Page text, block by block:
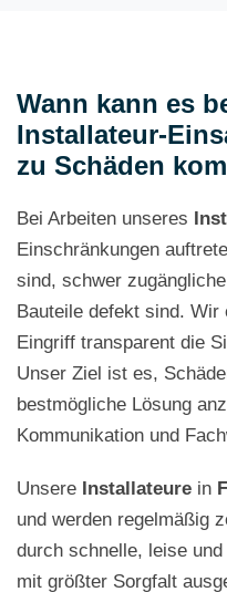
Wann kann es
Installateur-
zu Schäden
Bei Arbeiten unseres
Einschränkungen
sind, schwer
Bauteile defekt sind. Wir
Eingriff transparent die
Unser Ziel ist es,
bestmögliche Lösung
Kommunikation und
Unsere Installateure in
und werden regelmäßig
durch schnelle, leise
mit größter Sorgfalt